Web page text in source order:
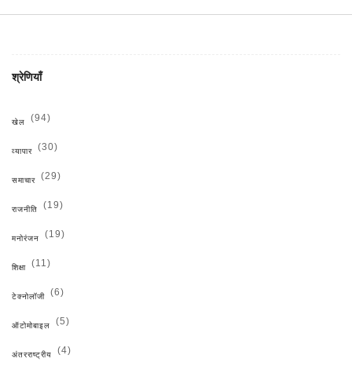
श्रेणियाँ
खेल (94)
व्यापार (30)
समाचार (29)
राजनीति (19)
मनोरंजन (19)
शिक्षा (11)
टेक्नोलॉजी (6)
ऑटोमोबाइल (5)
अंतरराष्ट्रीय (4)